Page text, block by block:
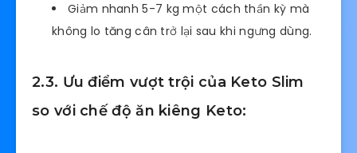
Giảm nhanh 5-7 kg một cách thần kỳ mà
không lo tăng cân trở lại sau khi ngưng dùng.
2.3. Ưu điểm vượt trội của Keto Slim
so với chế độ ăn kiêng Keto: